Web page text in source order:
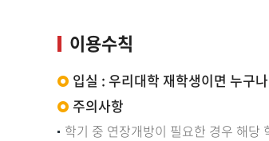
이용수칙
입실 : 우리대학 재학생이면 누구
주의사항
학기 중 연장개방이 필요한 경우 해당